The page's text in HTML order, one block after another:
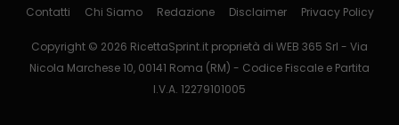
Contatti Chi Siamo Redazione Disclaimer Privacy Policy
Copyright © 2026 RicettaSprint.it proprietà di WEB 365 Srl - Via
Nicola Marchese 10, 00141 Roma (RM) - Codice Fiscale e Partita
I.V.A. 12279101005